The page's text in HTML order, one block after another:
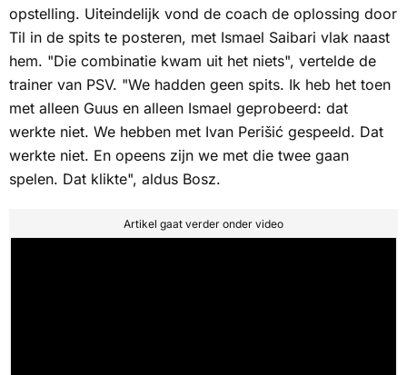
opstelling. Uiteindelijk vond de coach de oplossing door
Til in de spits te posteren, met Ismael Saibari vlak naast
hem. "Die combinatie kwam uit het niets", vertelde de
trainer van PSV. "We hadden geen spits. Ik heb het toen
met alleen Guus en alleen Ismael geprobeerd: dat
werkte niet. We hebben met Ivan Perišić gespeeld. Dat
werkte niet. En opeens zijn we met die twee gaan
spelen. Dat klikte", aldus Bosz.
Artikel gaat verder onder video